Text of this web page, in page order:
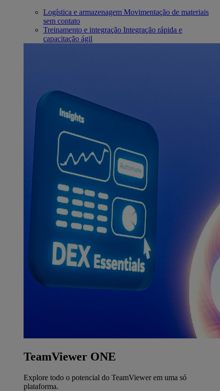
Logística e armazenagem Movimentação de materiais
sem contato
Treinamento e integração Integração rápida e
capacitação ágil
TeamViewer ONE
Explore todo o potencial do TeamViewer em uma só
plataforma.